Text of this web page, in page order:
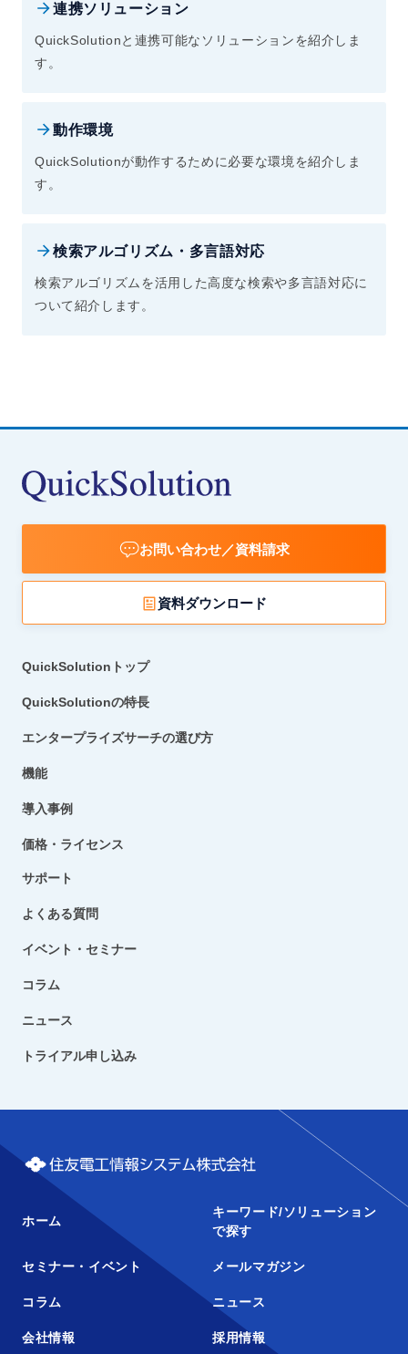
連携ソリューション
QuickSolutionと連携可能なソリューションを紹介しま
す。
動作環境
QuickSolutionが動作するために必要な環境を紹介しま
す。
検索アルゴリズム・多言語対応
検索アルゴリズムを活用した高度な検索や多言語対応に
ついて紹介します。
お問い合わせ／資料請求
資料ダウンロード
QuickSolutionトップ
QuickSolutionの特長
エンタープライズサーチの選び方
機能
導入事例
価格・ライセンス
サポート
よくある質問
イベント・セミナー
コラム
ニュース
トライアル申し込み
ホーム
キーワード/ソリューション
で探す
セミナー・イベント メールマガジン
コラム ニュース
会社情報 採用情報